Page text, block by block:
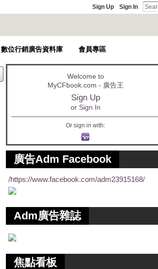
Sign Up Sign In
數位行銷廣告資料庫 會員專區
Welcome to
MyCFbook.com - 廣告王
Sign Up
or Sign In
Or sign in with:
廣告Adm Facebook
/https://www.facebook.com/adm23915168/
Adm廣告雜誌
焦點看板